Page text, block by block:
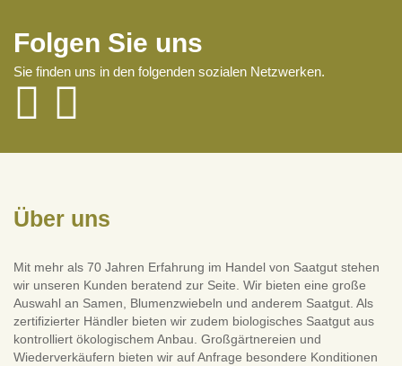
Folgen Sie uns
Sie finden uns in den folgenden sozialen Netzwerken.
Über uns
Mit mehr als 70 Jahren Erfahrung im Handel von Saatgut stehen
wir unseren Kunden beratend zur Seite. Wir bieten eine große
Auswahl an Samen, Blumenzwiebeln und anderem Saatgut. Als
zertifizierter Händler bieten wir zudem biologisches Saatgut aus
kontrolliert ökologischem Anbau. Großgärtnereien und
Wiederverkäufern bieten wir auf Anfrage besondere Konditionen